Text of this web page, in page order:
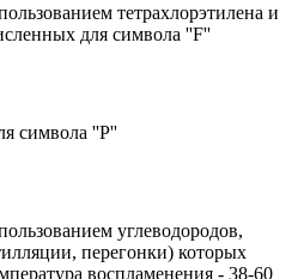
тетрахлорэтилена и
для символа ''F''
символа ''P''
углеводородов,
перегонки) которых
воспламенения - 38-60